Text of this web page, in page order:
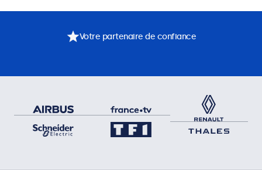
Votre partenaire de confiance